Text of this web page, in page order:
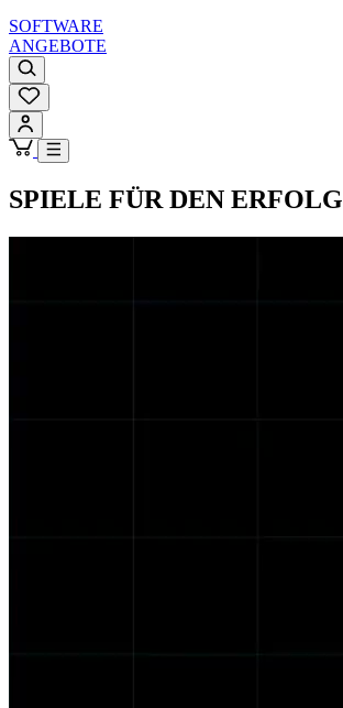
SOFTWARE
ANGEBOTE
SPIELE FÜR DEN ERFOLG